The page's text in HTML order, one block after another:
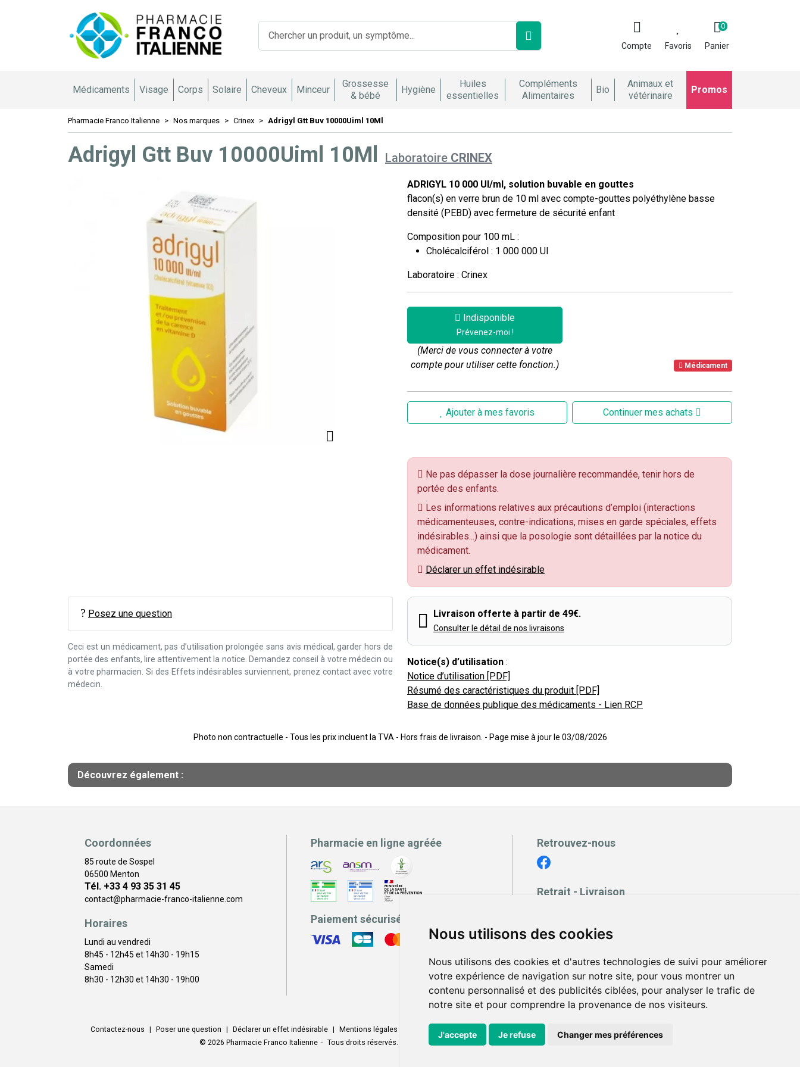
Nous utilisons des cookies
Nous utilisons des cookies et d'autres technologies de suivi pour améliorer
votre expérience de navigation sur notre site, pour vous montrer un
contenu personnalisé et des publicités ciblées, pour analyser le trafic de
notre site et pour comprendre la provenance de nos visiteurs.
J'accepte Je refuse Changer mes préférences
Compte Favoris Panier
0
Médicaments Visage Corps Solaire Cheveux Minceur
Grossesse
& bébé
Hygiène
Huiles
essentielles
Compléments
Alimentaires
Bio
Animaux et
vétérinaire
Promos
Pharmacie Franco Italienne Nos marques Crinex Adrigyl Gtt Buv 10000Uiml 10Ml
Adrigyl Gtt Buv 10000Uiml 10Ml Laboratoire CRINEX
ADRIGYL 10 000 UI/ml, solution buvable en gouttes
flacon(s) en verre brun de 10 ml avec compte-gouttes polyéthylène basse
densité (PEBD) avec fermeture de sécurité enfant
Composition pour 100 mL :
Cholécalciférol : 1 000 000 UI
Laboratoire : Crinex
Indisponible
Prévenez-moi !
(Merci de vous connecter à votre
compte pour utiliser cette fonction.)
Médicament
Ajouter à mes favoris Continuer mes achats
Ne pas dépasser la dose journalière recommandée, tenir hors de
portée des enfants.
Les informations relatives aux précautions d’emploi (interactions
médicamenteuses, contre-indications, mises en garde spéciales, effets
indésirables...) ainsi que la posologie sont détaillées par la notice du
médicament.
Déclarer un effet indésirable
Posez une question
Ceci est un médicament, pas d’utilisation prolongée sans avis médical, garder hors de
portée des enfants, lire attentivement la notice. Demandez conseil à votre médecin ou
à votre pharmacien. Si des Effets indésirables surviennent, prenez contact avec votre
médecin.
Livraison offerte à partir de 49€.
Consulter le détail de nos livraisons
Notice(s) d’utilisation :
Notice d’utilisation [PDF]
Résumé des caractéristiques du produit [PDF]
Base de données publique des médicaments - Lien RCP
Photo non contractuelle - Tous les prix incluent la TVA - Hors frais de livraison. - Page mise à jour le 03/08/2026
Découvrez également :
Coordonnées
85 route de Sospel
06500 Menton
Tél. +33 4 93 35 31 45
contact@pharmacie-franco-italienne.com
Horaires
Lundi au vendredi
8h45 - 12h45 et 14h30 - 19h15
Samedi
8h30 - 12h30 et 14h30 - 19h00
Pharmacie en ligne agréée
Paiement sécurisé
Retrouvez-nous
Retrait - Livraison
Livraison à domicile
Contactez-nous Poser une question Déclarer un effet indésirable Mentions légales Conditions générales - CGV Données personnelles Cookies |
© 2026 Pharmacie Franco Italienne - Tous droits réservés. Votre pharmacie sur Internet developpée avec